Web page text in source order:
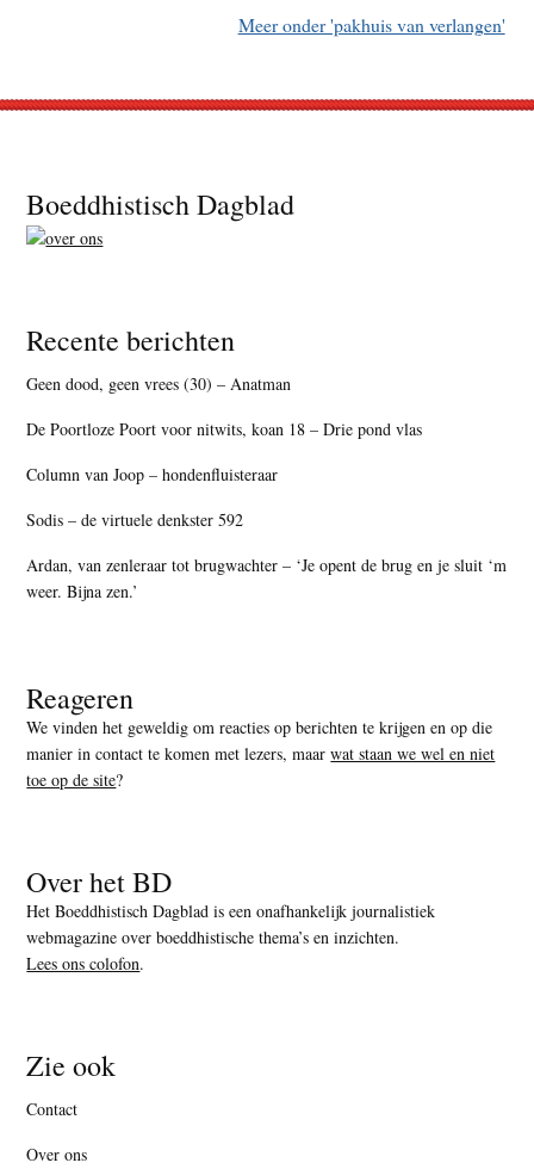
Meer onder 'pakhuis van verlangen'
Footer
Boeddhistisch Dagblad
Recente berichten
Geen dood, geen vrees (30) – Anatman
De Poortloze Poort voor nitwits, koan 18 – Drie pond vlas
Column van Joop – hondenfluisteraar
Sodis – de virtuele denkster 592
Ardan, van zenleraar tot brugwachter – ‘Je opent de brug en je sluit ‘m
weer. Bijna zen.’
Reageren
We vinden het geweldig om reacties op berichten te krijgen en op die
manier in contact te komen met lezers, maarwat staan we wel en niet
toe op de site?
Over het BD
Het Boeddhistisch Dagblad is een onafhankelijk journalistiek
webmagazine over boeddhistische thema’s en inzichten.
Lees ons colofon.
Zie ook
Contact
Over ons